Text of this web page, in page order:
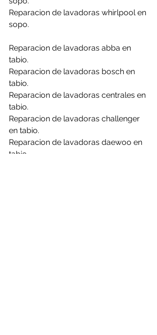
Reparacion de lavadoras whirlpool en
sopo.
Reparacion de lavadoras abba en
tabio.
Reparacion de lavadoras bosch en
tabio.
Reparacion de lavadoras centrales en
tabio.
Reparacion de lavadoras challenger
en tabio.
Reparacion de lavadoras daewoo en
tabio.